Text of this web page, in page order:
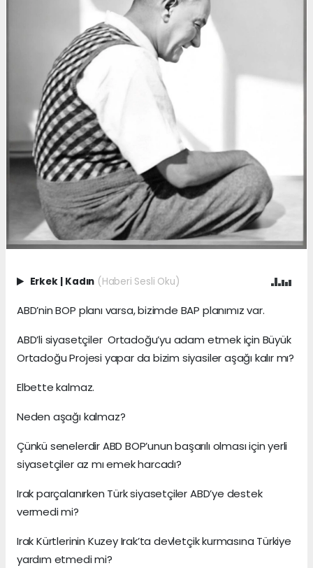
Erkek | Kadın (Haberi Sesli Oku)
ABD’nin BOP planı varsa, bizimde BAP planımız var.
ABD’li siyasetçiler Ortadoğu’yu adam etmek için Büyük
Ortadoğu Projesi yapar da bizim siyasiler aşağı kalır mı?
Elbette kalmaz.
Neden aşağı kalmaz?
Çünkü senelerdir ABD BOP’unun başarılı olması için yerli
siyasetçiler az mı emek harcadı?
Irak parçalanırken Türk siyasetçiler ABD’ye destek
vermedi mi?
Irak Kürtlerinin Kuzey Irak’ta devletçik kurmasına Türkiye
yardım etmedi mi?